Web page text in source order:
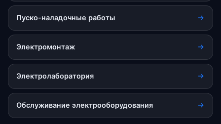
Пуско-наладочные работы
Электромонтаж
Электролаборатория
Обслуживание электрооборудования